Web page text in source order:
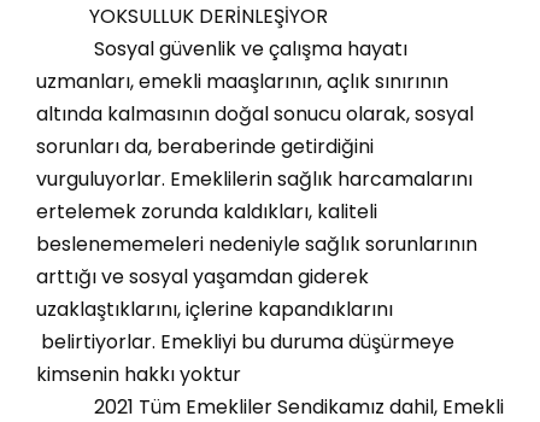
YOKSULLUK DERİNLEŞİYOR
Sosyal güvenlik ve çalışma hayatı
uzmanları, emekli maaşlarının, açlık sınırının
altında kalmasının doğal sonucu olarak, sosyal
sorunları da, beraberinde getirdiğini
vurguluyorlar. Emeklilerin sağlık harcamalarını
ertelemek zorunda kaldıkları, kaliteli
beslenememeleri nedeniyle sağlık sorunlarının
arttığı ve sosyal yaşamdan giderek
uzaklaştıklarını, içlerine kapandıklarını
belirtiyorlar. Emekliyi bu duruma düşürmeye
kimsenin hakkı yoktur
2021 Tüm Emekliler Sendikamız dahil, Emekli